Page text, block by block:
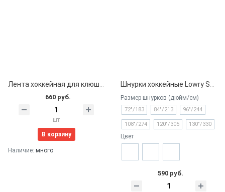
660 руб.
шт
В корзину
Наличие: много
Размер шнурков (дюйм/см)
72"/183 84"/213 96"/244
108"/274 120"/305 130"/330
Цвет
590 руб.